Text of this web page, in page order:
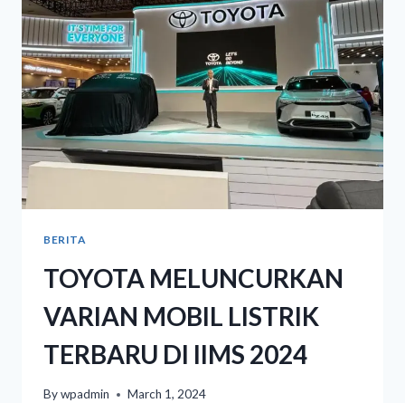
BERITA
TOYOTA MELUNCURKAN
VARIAN MOBIL LISTRIK
TERBARU DI IIMS 2024
Bywpadmin March 1, 2024